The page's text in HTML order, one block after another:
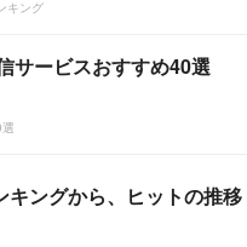
キング
サービスおすすめ40選
キングから、ヒットの推移